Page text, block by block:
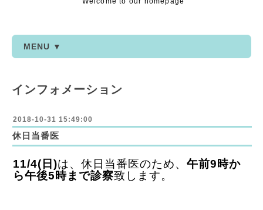
MENU ▼
インフォメーション
2018-10-31 15:49:00
休日当番医
11/4(日)は、休日当番医のため、 午前9時か
ら午後5時まで診察致します。